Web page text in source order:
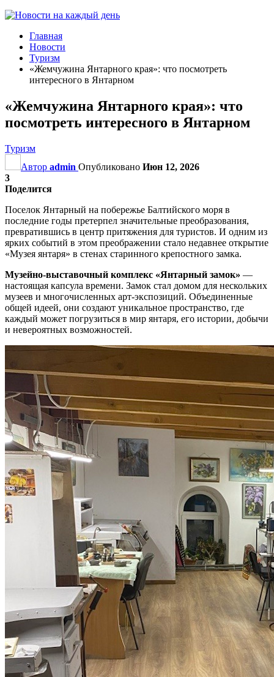
Главная
Новости
Туризм
«Жемчужина Янтарного края»: что посмотреть
интересного в Янтарном
«Жемчужина Янтарного края»: что
посмотреть интересного в Янтарном
Туризм
Автор admin Опубликовано Июн 12, 2026
3
Поделится
Поселок Янтарный на побережье Балтийского моря в
последние годы претерпел значительные преобразования,
превратившись в центр притяжения для туристов. И одним из
ярких событий в этом преображении стало недавнее открытие
«Музея янтаря» в стенах старинного крепостного замка.
Музейно-выставочный комплекс «Янтарный замок» —
настоящая капсула времени. Замок стал домом для нескольких
музеев и многочисленных арт-экспозиций. Объединенные
общей идеей, они создают уникальное пространство, где
каждый может погрузиться в мир янтаря, его истории, добычи
и невероятных возможностей.